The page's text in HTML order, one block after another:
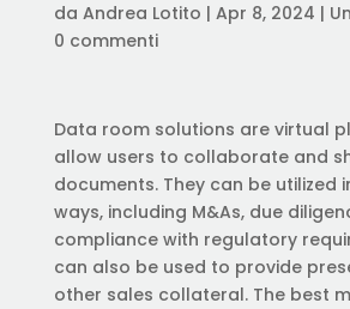
da Andrea Lotito | Apr 8, 2024 |
0 commenti
Data room solutions are virtual
allow users to collaborate and
documents. They can be utilized
ways, including M&As, due
compliance with regulatory
can also be used to provide
other sales collateral. The best